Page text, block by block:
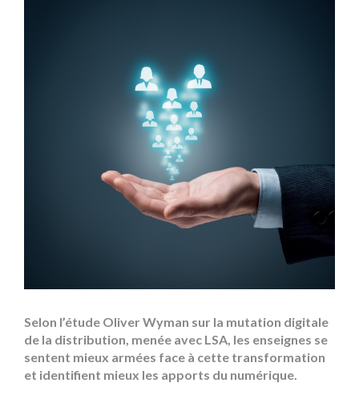
Selon l’étude Oliver Wyman sur la mutation digitale
de la distribution, menée avec LSA, les enseignes se
sentent mieux armées face à cette transformation
et identifient mieux les apports du numérique.